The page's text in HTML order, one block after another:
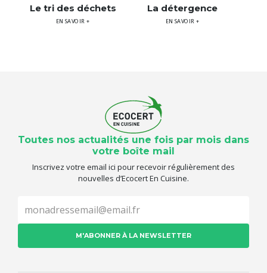
Le tri des déchets
EN SAVOIR +
La détergence
EN SAVOIR +
Toutes nos actualités une fois par mois dans
votre boîte mail
Inscrivez votre email ici pour recevoir régulièrement des
nouvelles d’Ecocert En Cuisine.